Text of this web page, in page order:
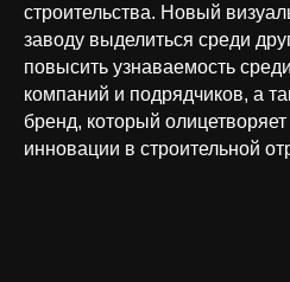
строительства. Новый
заводу выделиться среди
повысить узнаваемость
компаний и подрядчиков, а
бренд, который
инновации в строительной